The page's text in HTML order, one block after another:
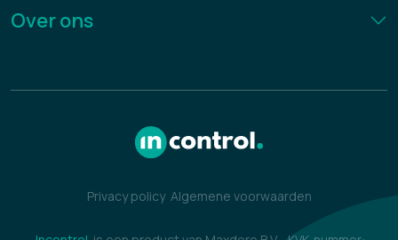
Over ons
Privacy policy Algemene voorwaarden